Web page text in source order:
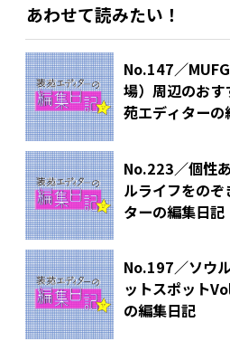
あわせて読みたい！
No.147／
場）周辺のお
苑エディターの
No.223／個性
ルライフをの
ターの編集日記
No.197／ソウ
ットスポット
の編集日記